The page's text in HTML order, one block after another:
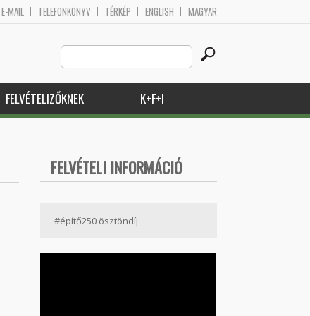
E-MAIL TELEFONKÖNYV TÉRKÉP ENGLISH MAGYAR
Search
this
site
FELVÉTELIZŐKNEK K+F+I
FELVÉTELI INFORMÁCIÓ
#építő250 ösztöndíj